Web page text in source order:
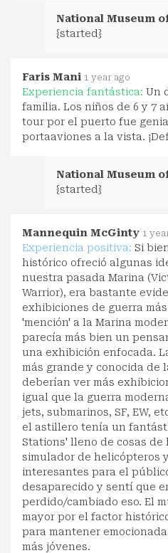
National Museum
{started}
Faris Mani 1 year ago
Experiencia fantástica: Un
familia. Los niños de 6 y 7
tour por el puerto fue
portaaviones a la vista.
National Museum
{started}
Mannequin McGinty 1
Experiencia positiva: Si
histórico ofreció algunas
nuestra pasada Marina
Warrior), era bastante
exhibiciones de guerra
'mención' a la Marina
parecía más bien un
una exhibición enfocada.
más grande y conocida de
deberían ver más
igual que la guerra
jets, submarinos, SF, EW,
el astillero tenía un
Stations' lleno de cosas de
simulador de helicópteros
interesantes para el
desaparecido y sentí que
perdido/cambiado eso. El
mayor por el factor
para mantener
más jóvenes.